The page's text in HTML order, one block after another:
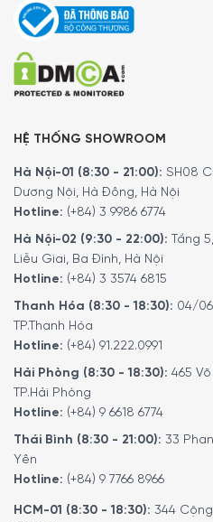
toàn. Khi chọn bộ lót tay này
gửi sự quan tâm đến sức
cách đẳng cấp và tinh tế,
nhận.
Hướng dẫn vệ sinh
Bộ lót tay silicone Peugeot
và an toàn khi dùng với máy
dễ dàng làm sạch bằng cách
nước ấm. Dùng miếng bọt
sạch các vết bẩn, sau đó rửa
nhiên.
HỆ THỐNG SHOWROOM
Hà Nội-01 (8:30 - 21:00): SH08
Dương Nội, Hà Đông, Hà Nội
Hotline: (+84) 3 9986 6774
Hà Nội-02 (9:30 - 22:00): Tầng
Liễu Giai, Ba Đình, Hà Nội
Hotline: (+84) 3 3574 6815
Thanh Hóa (8:30 - 18:30): 04/06
TP.Thanh Hóa
Hotline: (+84) 91.222.0991
Hải Phòng (8:30 - 18:30): 465
TP.Hải Phòng
Hotline: (+84) 9 6618 6774
Thái Bình (8:30 - 21:00): 33
Yên
Hotline: (+84) 9 7766 8966
HCM-01 (8:30 - 18:30): 344 Cộng